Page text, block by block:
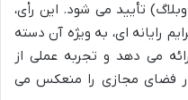
تأیید می شود. این رأی،
رایانه ای، به ویژه آن دسته
می دهد و تجربه عملی از
فضای مجازی را منعکس می